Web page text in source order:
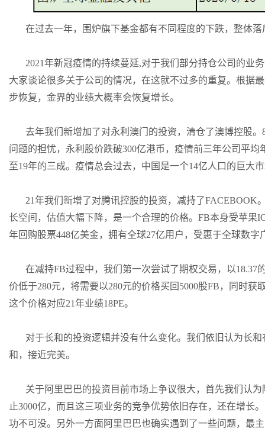
在过去一年，围炉旗下基金都有不同程度的下跌，整体
2021年新冠疫情的持续蔓延,对于我们部分持仓公司的业
大家谈论很多关于公司的情况，在这就不过多的重复。根据
步恢复，金界的业绩大概率会恢复增长。
去年我们新增加了对永利澳门的投资，清仓了澳博控股
问题的担忧，永利股价跌破300亿港币，疫情前三年公司平
至19年的三成。疫情总会过去，中国是一个14亿人口的巨大
21年我们新增了对腾讯控股的投资，减持了
长空间，估值大幅下降，是一个合理的价格。FB本身受苹
年回购股票448亿美金，拥有全球27亿用户，受惠于全球数
在减持FB过程中，我们第一次尝试了期权交易，以18.37
价低于280元，将需要以280元的价格买回5000股FB，同时
这个价格对应21年业绩18PE。
对于长和的投资逻辑并没有什么变化。我们依旧认为长
和，接近完美。
关于阿里巴巴的投资目前市场上争议很大，首先我们认
止3000亿，而且这三项业务的竞争优势依旧存在，还在增
功不可没。另外一方面阿里巴巴也确实遇到了一些问题，最